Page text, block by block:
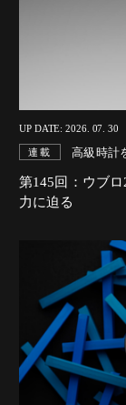
UP DATE: 2026. 07. 30
連載 高級時計
第145回：ウブ
力に迫る